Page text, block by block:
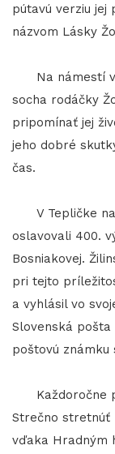
pútavú verziu jej
názvom Lásky
Na námestí v
socha rodáčky
pripomínať jej
jeho dobré
čas.
V Tepličke
oslavovali 400.
Bosniakovej.
pri tejto
a vyhlásil vo
Slovenská
poštovú známku
Každoročne
Strečno stretnúť
vďaka Hradným